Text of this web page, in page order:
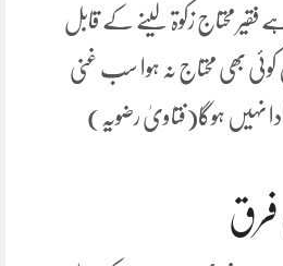
ہے فقیر محتاج زکوۃ لینے کے قابل
بھی محتاج نہ ہوا سب غنی
نہیں ہوگا(فتاویٰ رضویہ)
فرق